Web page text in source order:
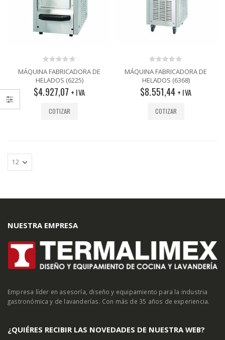
0
out
of
5
MÁQUINA FABRICADORA DE
HELADOS (6225)
$4.927,07 + IVA
COTIZAR
0
out
of
5
MÁQUINA FABRICADORA DE
HELADOS (6368)
$8.551,44 + IVA
COTIZAR
NUESTRA EMPRESA
Empresa líder en asesoría, diseño y equipamiento para la industria
gastronómica y de lavanderías. Con más de 35 años de experiencia.
¿QUIÉRES RECIBIR LAS NOVEDADES DE NUESTRA WEB?